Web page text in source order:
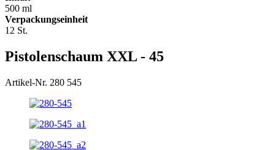
500 ml
Verpackungseinheit
12 St.
Pistolenschaum XXL - 45
Artikel-Nr. 280 545